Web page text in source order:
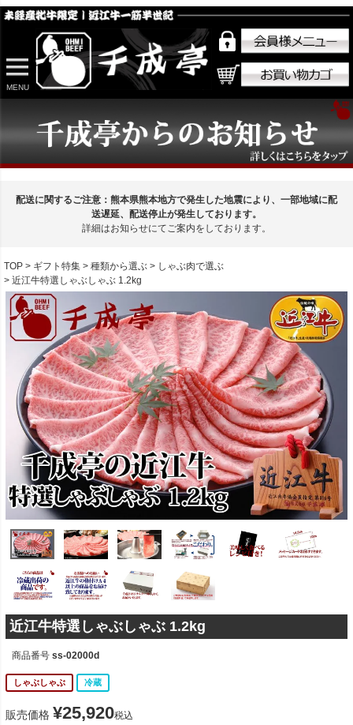
MENU
配送に関するご注意：熊本県熊本地方で発生した地震により、一部地域に配
送遅延、配送停止が発生しております。
詳細はお知らせにてご案内をしております。
TOP ギフト特集 種類から選ぶ
しゃぶ肉で選ぶ
近江牛特選しゃぶしゃぶ 1.2kg
近江牛特選しゃぶしゃぶ 1.2kg
商品番号 ss-02000d
しゃぶしゃぶ 冷蔵
販売価格 ¥25,920税込